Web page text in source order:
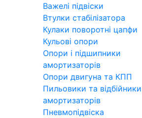
Важелі підвіски
Втулки стабілізатора
Кулаки поворотні цапфи
Кульові опори
Опори і підшипники
амортизаторів
Опори двигуна та КПП
Пильовики та відбійники
амортизаторів
Пневмопідвіска